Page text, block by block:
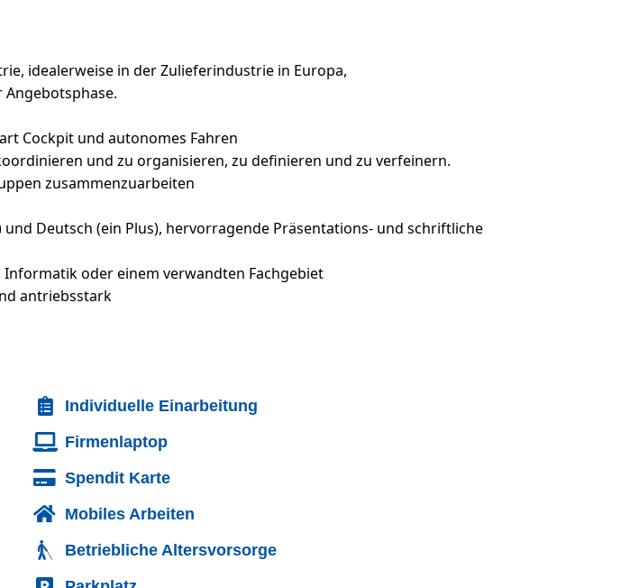
idealerweise in der Zulieferindustrie in Europa,
Cockpit und autonomes Fahren
und zu organisieren, zu definieren und zu verfeinern.
zusammenzuarbeiten
Deutsch (ein Plus), hervorragende Präsentations- und schriftliche
oder einem verwandten Fachgebiet
antriebsstark
Individuelle Einarbeitung
Firmenlaptop
Spendit Karte
Mobiles Arbeiten
Betriebliche Altersvorsorge